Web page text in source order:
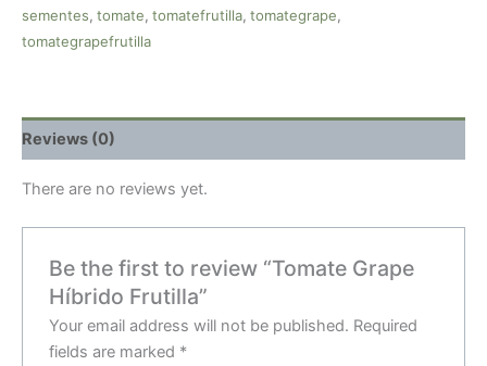
sementes, tomate, tomatefrutilla, tomategrape,
tomategrapefrutilla
Reviews (0)
There are no reviews yet.
Be the first to review “Tomate Grape
Híbrido Frutilla”
Your email address will not be published. Required
fields are marked *